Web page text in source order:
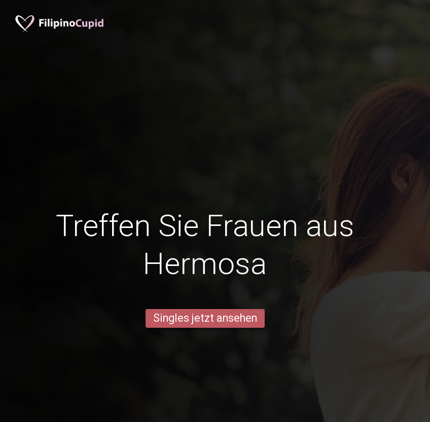
Treffen Sie Frauen aus
Hermosa
Singles jetzt ansehen